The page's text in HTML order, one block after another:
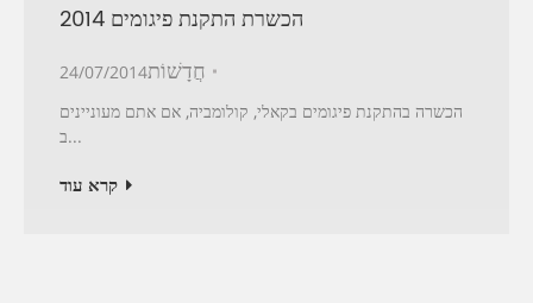
הכשרת התקנת פיגומים 2014
חֲדָשׁוֹת24/07/2014
הכשרה בהתקנת פיגומים בקאלי, קולומביה, אם אתם מעוניינים
ב...
קרא עוד